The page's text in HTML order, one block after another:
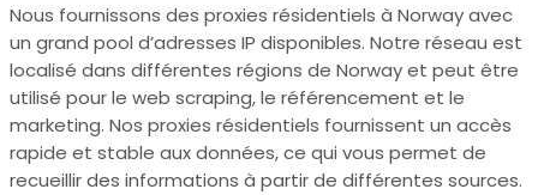
Nous fournissons des proxies résidentiels à Norway avec
un grand pool d’adresses IP disponibles. Notre réseau est
localisé dans différentes régions de Norway et peut être
utilisé pour le web scraping, le référencement et le
marketing. Nos proxies résidentiels fournissent un accès
rapide et stable aux données, ce qui vous permet de
recueillir des informations à partir de différentes sources.